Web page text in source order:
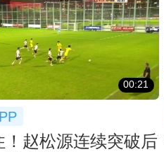
00:21
！赵松源连续突破后